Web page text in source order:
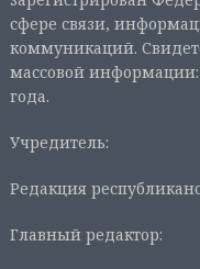
сфере связи,
коммуникаций.
массовой
года.
Учредитель:
Редакция
Главный редактор: